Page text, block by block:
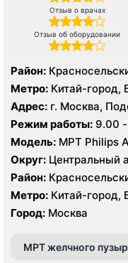
Отзыв о врачах
Отзыв об оборудовании
Район:
Тверской
Метро: Китай-город,
Кузнецкий мост,
Сретенский
Адрес: г. Москва,
Режим работы: 9.00
Модель: МРТ Philips
Aquilion CXL 128
Округ: Центральный
Район:
Тверской
Метро: Китай-город,
Кузнецкий мост,
Сретенский бульвар,
Город: Москва
МРТ желчного